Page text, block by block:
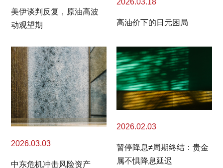
美伊谈判反复，原油高波
动观望期
2026.03.18
高油价下的日元困局
2026.03.03
中东危机冲击风险资产
2026.02.03
暂停降息≠周期终结：贵金
属不惧降息延迟